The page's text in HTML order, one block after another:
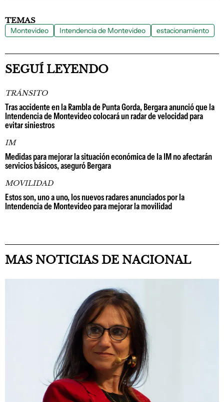
TEMAS
Montevideo Intendencia de Montevideo estacionamiento
SEGUÍ LEYENDO
TRÁNSITO
Tras accidente en la Rambla de Punta Gorda, Bergara anunció que la
Intendencia de Montevideo colocará un radar de velocidad para
evitar siniestros
IM
Medidas para mejorar la situación económica de la IM no afectarán
servicios básicos, aseguró Bergara
MOVILIDAD
Estos son, uno a uno, los nuevos radares anunciados por la
Intendencia de Montevideo para mejorar la movilidad
MAS NOTICIAS DE NACIONAL